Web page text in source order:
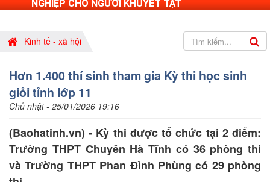
NGHIỆP CHO NGƯỜI KHUYẾT TẬT
Kinh tế - xã hội
Hơn 1.400 thí sinh tham gia Kỳ thi học sinh
giỏi tỉnh lớp 11
Chủ nhật - 25/01/2026 19:16
(Baohatinh.vn) - Kỳ thi được tổ chức tại 2 điểm:
Trường THPT Chuyên Hà Tĩnh có 36 phòng thi
và Trường THPT Phan Đình Phùng có 29 phòng